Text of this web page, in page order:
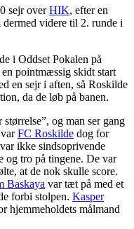
sejr overHIK, efter en
videre til 2. runde i
i Oddset Pokalen på
pointmæssig skidt start
en sejr i aften, så Roskilde
da de løb på banen.
og man ser gang
FC Roskilde dog for
ikke sindsoprivende
og tro på tingene. De var
at de nok skulle score.
Baskaya var tæt på med et
forbi stolpen. Kasper
hjemmeholdets målmand